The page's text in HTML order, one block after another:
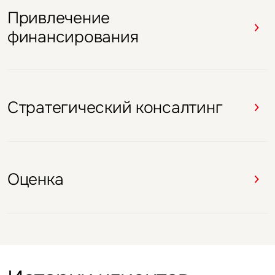
Привлечение
финансирования
Стратегический консалтинг
Оценка
Брокеридж
Брокеридж
Брокеридж
Брокеридж